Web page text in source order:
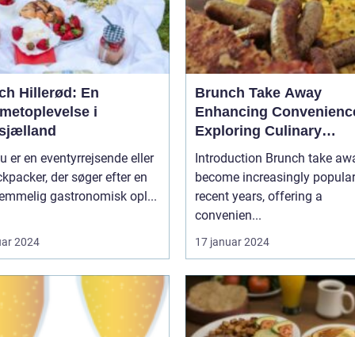
Hillerød: En
i
er en eventyrrejsende eller
der søger efter en
gastronomisk opl...
2024
Brunch Take Away
Enhancing
Exploring Culinary
Experiences
Introduction Brunch take away has
become increasingly
recent years, offering a
convenien...
17 januar 2024